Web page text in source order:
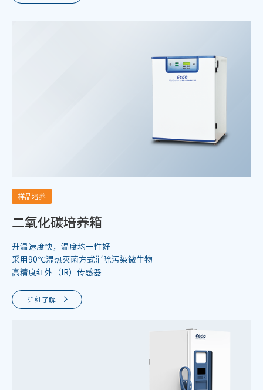
样品培养
二氧化碳培养箱
升温速度快，温度均一性好
采用90℃湿热灭菌方式消除污染微生物
高精度红外（IR）传感器
详细了解